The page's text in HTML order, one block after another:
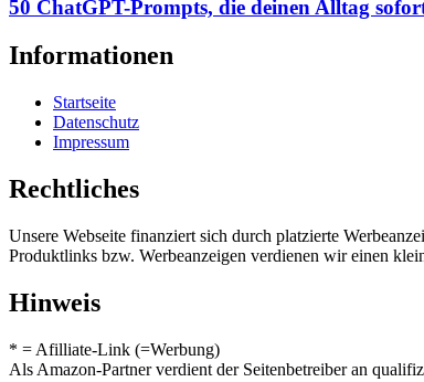
50 ChatGPT-Prompts, die deinen Alltag
Informationen
Startseite
Datenschutz
Impressum
Rechtliches
Unsere Webseite finanziert sich durch platzierte
Produktlinks bzw. Werbeanzeigen verdienen wir einen
Hinweis
* = Afilliate-Link (=Werbung)
Als Amazon-Partner verdient der Seitenbetreiber an